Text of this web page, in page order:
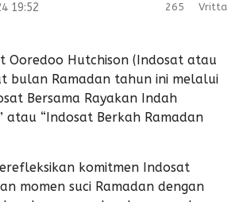
19:52 265 Vritta
Ooredoo Hutchison (Indosat atau
bulan Ramadan tahun ini melalui
Bersama Rayakan Indah
atau “Indosat Berkah Ramadan
komitmen Indosat
momen suci Ramadan dengan